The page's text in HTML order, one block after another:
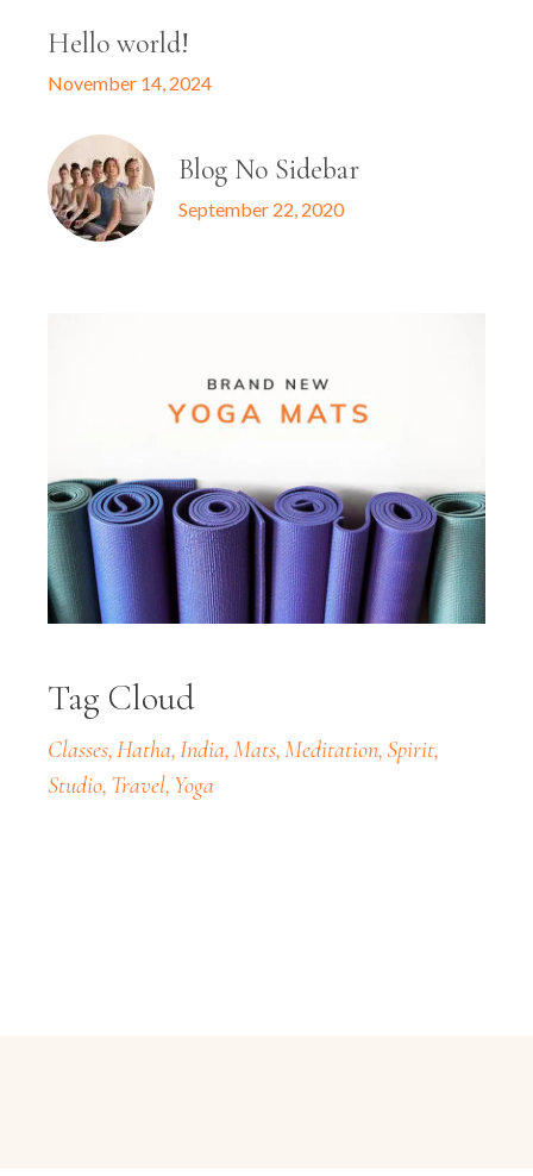
Hello world!
November 14, 2024
Blog No Sidebar
September 22, 2020
Tag Cloud
Classes Hatha India Mats Meditation Spirit
Studio Travel Yoga